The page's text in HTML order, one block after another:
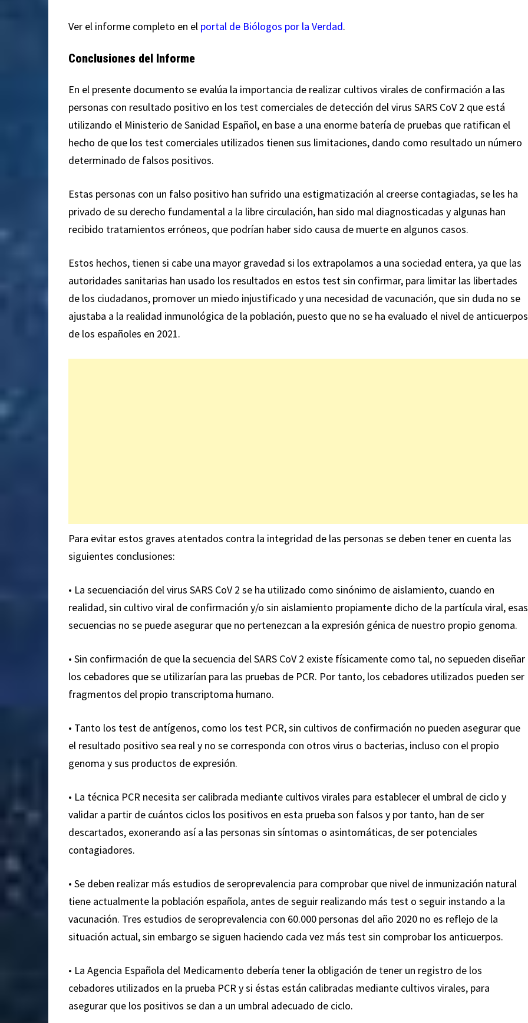
Ver el informe completo en el portal de Biólogos por la Verdad.
Conclusiones del Informe
En el presente documento se evalúa la importancia de realizar cultivos virales de confirmación a las
personas con resultado positivo en los test comerciales de detección del virus SARS CoV 2 que está
utilizando el Ministerio de Sanidad Español, en base a una enorme batería de pruebas que ratifican el
hecho de que los test comerciales utilizados tienen sus limitaciones, dando como resultado un número
determinado de falsos positivos.
Estas personas con un falso positivo han sufrido una estigmatización al creerse contagiadas, se les ha
privado de su derecho fundamental a la libre circulación, han sido mal diagnosticadas y algunas han
recibido tratamientos erróneos, que podrían haber sido causa de muerte en algunos casos.
Estos hechos, tienen si cabe una mayor gravedad si los extrapolamos a una sociedad entera, ya que las
autoridades sanitarias han usado los resultados en estos test sin confirmar, para limitar las libertades
de los ciudadanos, promover un miedo injustificado y una necesidad de vacunación, que sin duda no se
ajustaba a la realidad inmunológica de la población, puesto que no se ha evaluado el nivel de anticuerpos
de los españoles en 2021.
Para evitar estos graves atentados contra la integridad de las personas se deben tener en cuenta las
siguientes conclusiones:
• La secuenciación del virus SARS CoV 2 se ha utilizado como sinónimo de aislamiento, cuando en
realidad, sin cultivo viral de confirmación y/o sin aislamiento propiamente dicho de la partícula viral, esas
secuencias no se puede asegurar que no pertenezcan a la expresión génica de nuestro propio genoma.
• Sin confirmación de que la secuencia del SARS CoV 2 existe físicamente como tal, no sepueden diseñar
los cebadores que se utilizarían para las pruebas de PCR. Por tanto, los cebadores utilizados pueden ser
fragmentos del propio transcriptoma humano.
• Tanto los test de antígenos, como los test PCR, sin cultivos de confirmación no pueden asegurar que
el resultado positivo sea real y no se corresponda con otros virus o bacterias, incluso con el propio
genoma y sus productos de expresión.
• La técnica PCR necesita ser calibrada mediante cultivos virales para establecer el umbral de ciclo y
validar a partir de cuántos ciclos los positivos en esta prueba son falsos y por tanto, han de ser
descartados, exonerando así a las personas sin síntomas o asintomáticas, de ser potenciales
contagiadores.
• Se deben realizar más estudios de seroprevalencia para comprobar que nivel de inmunización natural
tiene actualmente la población española, antes de seguir realizando más test o seguir instando a la
vacunación. Tres estudios de seroprevalencia con 60.000 personas del año 2020 no es reflejo de la
situación actual, sin embargo se siguen haciendo cada vez más test sin comprobar los anticuerpos.
• La Agencia Española del Medicamento debería tener la obligación de tener un registro de los
cebadores utilizados en la prueba PCR y si éstas están calibradas mediante cultivos virales, para
asegurar que los positivos se dan a un umbral adecuado de ciclo.